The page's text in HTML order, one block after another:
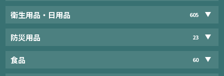
衛生用品・日用品 605
防災用品 23
食品 60